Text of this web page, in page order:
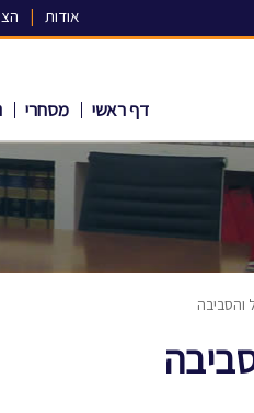
אודות |
דף ראשי מסחרי
והסביבה